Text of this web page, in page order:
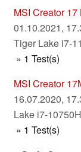
MSI Creator 17
01.10.2021,
Tiger Lake i7-
» 1 Test(s)
MSI Creator
16.07.2020,
Lake i7-
» 1 Test(s)